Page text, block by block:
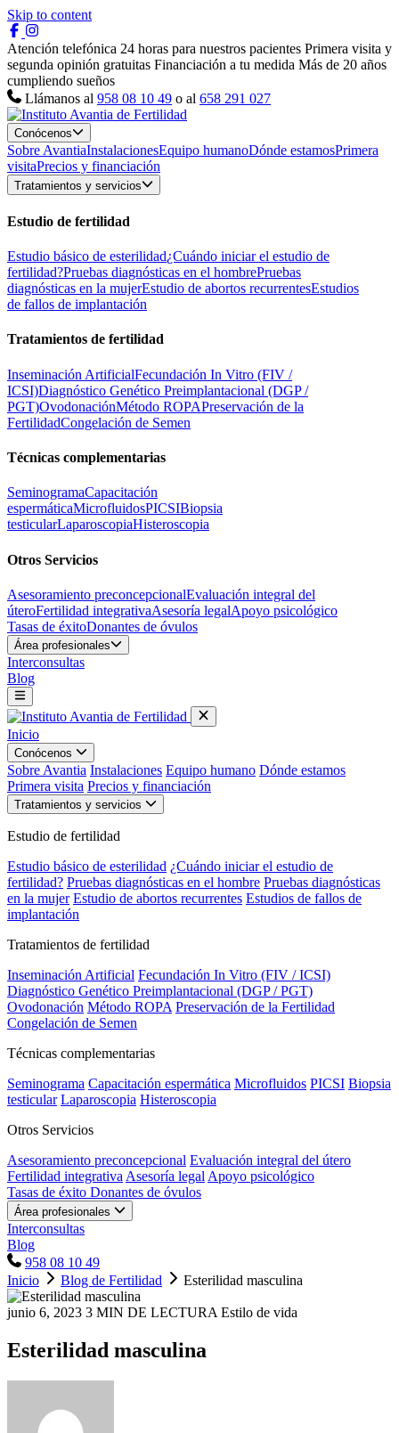
Skip to content
Atención telefónica 24 horas para nuestros pacientes Primera visita y
segunda opinión gratuitas Financiación a tu medida Más de 20 años
cumpliendo sueños
Llámanos al 958 08 10 49 o al 658 291 027
Conócenos
Sobre AvantiaInstalacionesEquipo humanoDónde estamosPrimera
visitaPrecios y financiación
Tratamientos y servicios
Estudio de fertilidad
Estudio básico de esterilidad¿Cuándo iniciar el estudio de
fertilidad?Pruebas diagnósticas en el hombrePruebas
diagnósticas en la mujerEstudio de abortos recurrentesEstudios
de fallos de implantación
Tratamientos de fertilidad
Inseminación ArtificialFecundación In Vitro (FIV /
ICSI)Diagnóstico Genético Preimplantacional (DGP /
PGT)OvodonaciónMétodo ROPAPreservación de la
FertilidadCongelación de Semen
Técnicas complementarias
SeminogramaCapacitación
espermáticaMicrofluidosPICSIBiopsia
testicularLaparoscopiaHisteroscopia
Otros Servicios
Asesoramiento preconcepcionalEvaluación integral del
úteroFertilidad integrativaAsesoría legalApoyo psicológico
Tasas de éxitoDonantes de óvulos
Área profesionales
Interconsultas
Blog
Inicio
Conócenos
Sobre Avantia Instalaciones Equipo humano Dónde estamos
Primera visita Precios y financiación
Tratamientos y servicios
Estudio de fertilidad
Estudio básico de esterilidad ¿Cuándo iniciar el estudio de
fertilidad? Pruebas diagnósticas en el hombre Pruebas diagnósticas
en la mujer Estudio de abortos recurrentes Estudios de fallos de
implantación
Tratamientos de fertilidad
Inseminación Artificial Fecundación In Vitro (FIV / ICSI)
Diagnóstico Genético Preimplantacional (DGP / PGT)
Ovodonación Método ROPA Preservación de la Fertilidad
Congelación de Semen
Técnicas complementarias
Seminograma Capacitación espermática Microfluidos PICSI Biopsia
testicular Laparoscopia Histeroscopia
Otros Servicios
Asesoramiento preconcepcional Evaluación integral del útero
Fertilidad integrativaAsesoría legalApoyo psicológico
Tasas de éxito Donantes de óvulos
Área profesionales
Interconsultas
Blog
958 08 10 49
Inicio
Blog de Fertilidad Esterilidad masculina
junio 6, 2023 3 MIN DE LECTURA Estilo de vida
Esterilidad masculina